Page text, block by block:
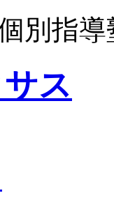
別指導
ス